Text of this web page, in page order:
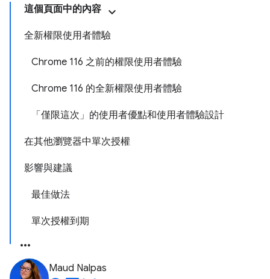
這個頁面中的內容
全新權限使用者體驗
Chrome 116 之前的權限使用者體驗
Chrome 116 的全新權限使用者體驗
「僅限這次」的使用者優點和使用者體驗設計
在其他瀏覽器中單次授權
影響與建議
最佳做法
單次授權到期
Maud Nalpas